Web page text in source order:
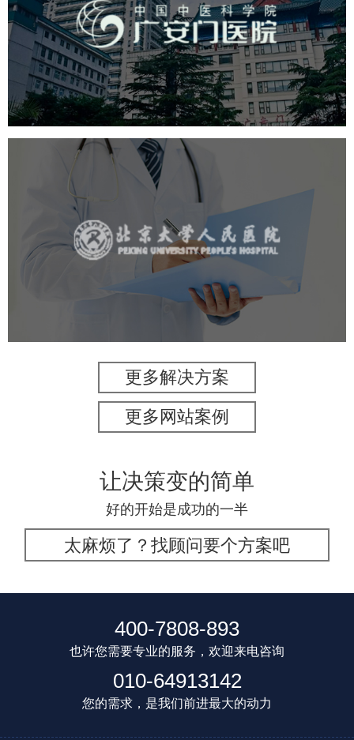
医药医疗 医院 医院网站建设
互联网医院
品牌官网
网站建设 网页设计
北京大学人民医院
医院
IT平台整体解决方案
定制开发 网站代运营
更多解决方案
更多网站案例
让决策变的简单
好的开始是成功的一半
太麻烦了？找顾问要个方案吧
400-7808-893
也许您需要专业的服务，欢迎来电咨询
010-64913142
您的需求，是我们前进最大的动力